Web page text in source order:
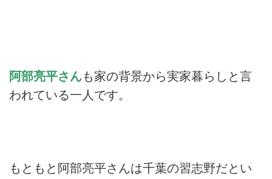
阿部亮平さんも家の背景から実家暮らしと言
われている一人です。
もともと阿部亮平さんは千葉の習志野だとい